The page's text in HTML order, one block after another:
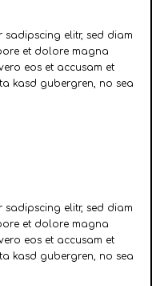
sadipscing elitr, sed diam
et dolore magna
eos et accusam et
kasd gubergren, no sea
sadipscing elitr, sed diam
et dolore magna
eos et accusam et
kasd gubergren, no sea